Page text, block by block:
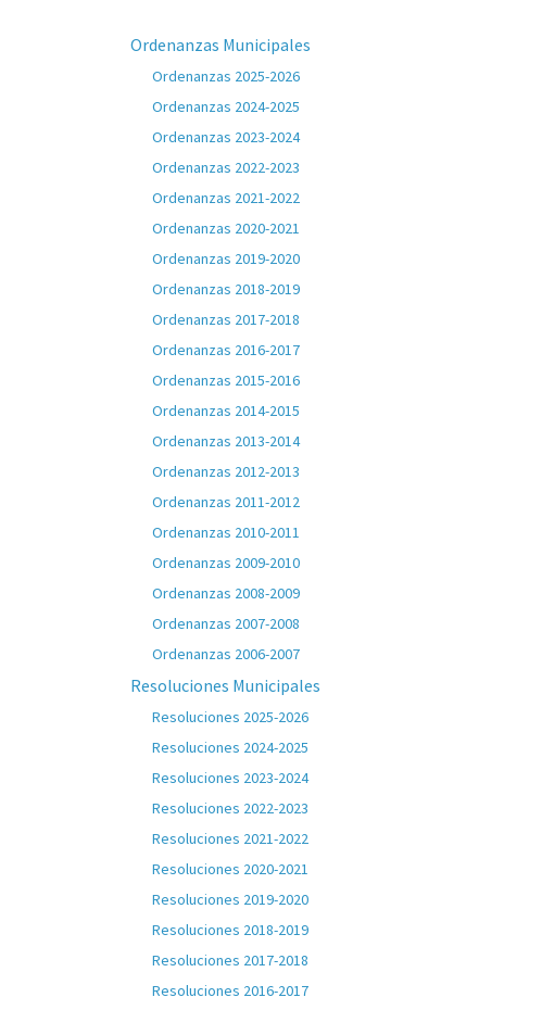
Ordenanzas Municipales
Ordenanzas 2025-2026
Ordenanzas 2024-2025
Ordenanzas 2023-2024
Ordenanzas 2022-2023
Ordenanzas 2021-2022
Ordenanzas 2020-2021
Ordenanzas 2019-2020
Ordenanzas 2018-2019
Ordenanzas 2017-2018
Ordenanzas 2016-2017
Ordenanzas 2015-2016
Ordenanzas 2014-2015
Ordenanzas 2013-2014
Ordenanzas 2012-2013
Ordenanzas 2011-2012
Ordenanzas 2010-2011
Ordenanzas 2009-2010
Ordenanzas 2008-2009
Ordenanzas 2007-2008
Ordenanzas 2006-2007
Resoluciones Municipales
Resoluciones 2025-2026
Resoluciones 2024-2025
Resoluciones 2023-2024
Resoluciones 2022-2023
Resoluciones 2021-2022
Resoluciones 2020-2021
Resoluciones 2019-2020
Resoluciones 2018-2019
Resoluciones 2017-2018
Resoluciones 2016-2017